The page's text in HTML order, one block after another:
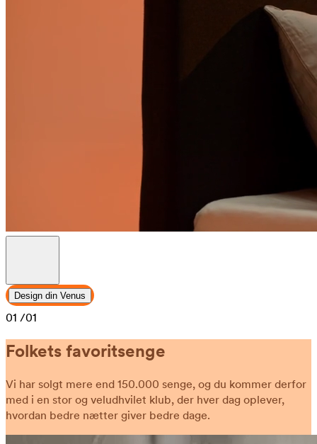
Design din Venus
01 /01
Folkets favoritsenge
Vi har solgt mere end 150.000 senge, og du kommer derfor
med i en stor og veludhvilet klub, der hver dag oplever,
hvordan bedre nætter giver bedre dage.